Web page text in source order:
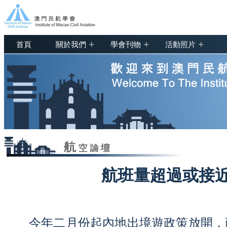
首頁 關於我們 + 學會刊物 + 活動照片 +
航班量超過或接
今年二月份起內地出境遊政策放開